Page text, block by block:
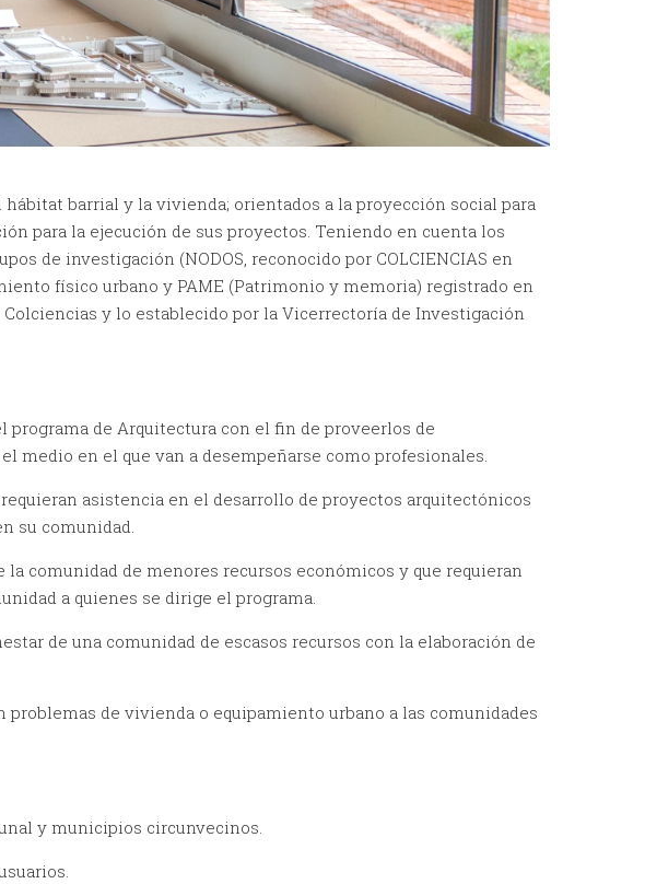
barrial y la vivienda; orientados a la proyección social para
para la ejecución de sus proyectos. Teniendo en cuenta los
de investigación (NODOS, reconocido por COLCIENCIAS en
físico urbano y PAME (Patrimonio y memoria) registrado en
y lo establecido por la Vicerrectoría de Investigación
de Arquitectura con el fin de proveerlos de
medio en el que van a desempeñarse como profesionales.
asistencia en el desarrollo de proyectos arquitectónicos
su comunidad.
comunidad de menores recursos económicos y que requieran
a quienes se dirige el programa.
de una comunidad de escasos recursos con la elaboración de
de vivienda o equipamiento urbano a las comunidades
y municipios circunvecinos.